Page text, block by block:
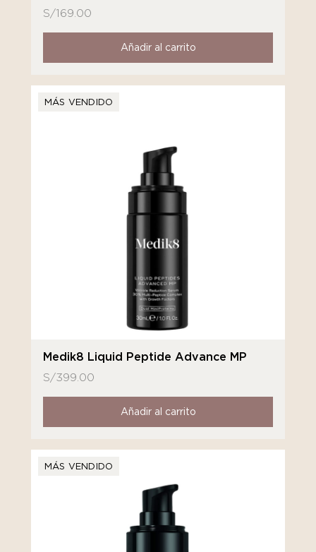
S/169.00
Añadir al carrito
MÁS VENDIDO
Medik8 Liquid Peptide Advance MP
S/399.00
Añadir al carrito
MÁS VENDIDO